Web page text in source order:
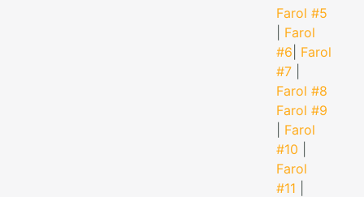
Farol #5
Farol
#6 Farol
#7
Farol #8
Farol #9
Farol
#10
Farol
#11